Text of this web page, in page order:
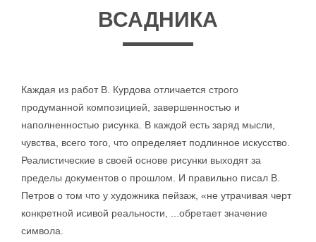
ВСАДНИКА
Каждая из работ В. Курдова отличается строго
продуманной композицией, завершенностью и
наполненностью рисунка. В каждой есть заряд мысли,
чувства, всего того, что определяет подлинное искусство.
Реалистические в своей основе рисунки выходят за
пределы документов о прошлом. И правильно писал В.
Петров о том что у художника пейзаж, «не утрачивая черт
конкретной исивой реальности, ...обретает значение
символа.